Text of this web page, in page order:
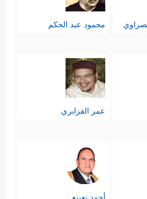
محمود عبد الحكم
عمر القزابري
أحمد نعينع